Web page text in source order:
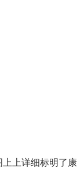
上详细标明了康